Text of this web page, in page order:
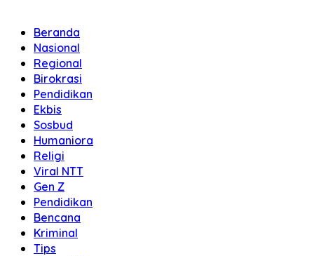
Beranda
Nasional
Regional
Birokrasi
Pendidikan
Ekbis
Sosbud
Humaniora
Religi
Viral NTT
Gen Z
Pendidikan
Bencana
Kriminal
Tips